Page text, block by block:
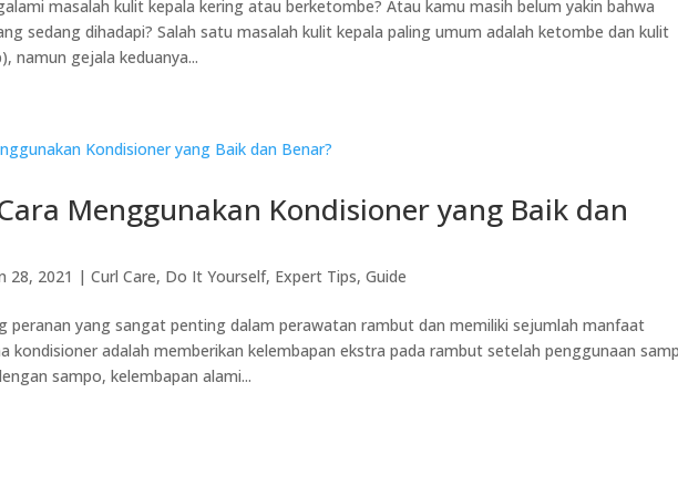
masalah kulit kepala kering atau berketombe? Atau kamu masih belum yakin bahwa
sedang dihadapi? Salah satu masalah kulit kepala paling umum adalah ketombe dan kulit
namun gejala keduanya...
Menggunakan Kondisioner yang Baik dan
28, 2021 |Curl Care, Do It Yourself, Expert Tips,Guide
peranan yang sangat penting dalam perawatan rambut dan memiliki sejumlah manfaat
kondisioner adalah memberikan kelembapan ekstra pada rambut setelah penggunaan
sampo, kelembapan alami...